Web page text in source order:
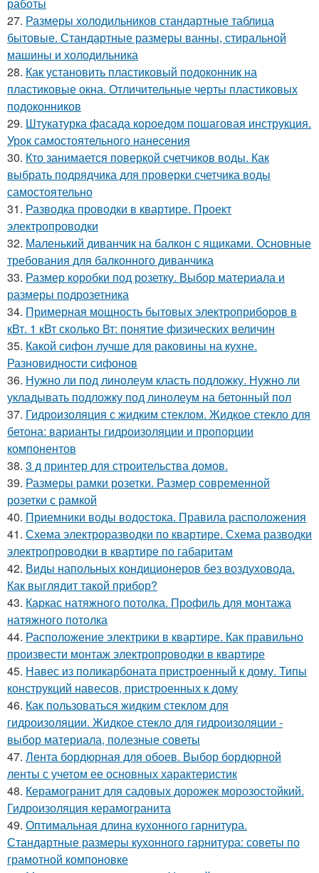
27. Размеры холодильников стандартные таблица
бытовые. Стандартные размеры ванны, стиральной
машины и холодильника
28. Как установить пластиковый подоконник на
пластиковые окна. Отличительные черты пластиковых
подоконников
29. Штукатурка фасада короедом пошаговая инструкция.
Урок самостоятельного нанесения
30. Кто занимается поверкой счетчиков воды. Как
выбрать подрядчика для проверки счетчика воды
самостоятельно
31. Разводка проводки в квартире. Проект
электропроводки
32. Маленький диванчик на балкон с ящиками. Основные
требования для балконного диванчика
33. Размер коробки под розетку. Выбор материала и
размеры подрозетника
34. Примерная мощность бытовых электроприборов в
кВт. 1 кВт сколько Вт: понятие физических величин
35. Какой сифон лучше для раковины на кухне.
Разновидности сифонов
36. Нужно ли под линолеум класть подложку. Нужно ли
укладывать подложку под линолеум на бетонный пол
37. Гидроизоляция с жидким стеклом. Жидкое стекло для
бетона: варианты гидроизоляции и пропорции
компонентов
38. 3 д принтер для строительства домов.
39. Размеры рамки розетки. Размер современной
розетки с рамкой
40. Приемники воды водостока. Правила расположения
41. Схема электроразводки по квартире. Схема разводки
электропроводки в квартире по габаритам
42. Виды напольных кондиционеров без воздуховода.
Как выглядит такой прибор?
43. Каркас натяжного потолка. Профиль для монтажа
натяжного потолка
44. Расположение электрики в квартире. Как правильно
произвести монтаж электропроводки в квартире
45. Навес из поликарбоната пристроенный к дому. Типы
конструкций навесов, пристроенных к дому
46. Как пользоваться жидким стеклом для
гидроизоляции. Жидкое стекло для гидроизоляции -
выбор материала, полезные советы
47. Лента бордюрная для обоев. Выбор бордюрной
ленты с учетом ее основных характеристик
48. Керамогранит для садовых дорожек морозостойкий.
Гидроизоляция керамогранита
49. Оптимальная длина кухонного гарнитура.
Стандартные размеры кухонного гарнитура: советы по
грамотной компоновке